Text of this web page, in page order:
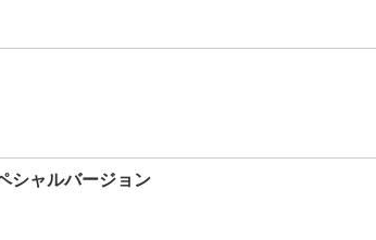
シャルバージョン